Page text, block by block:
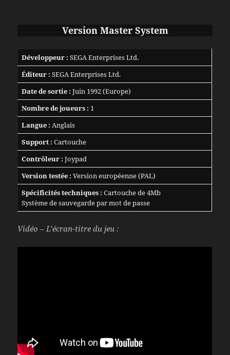
Version Master System
Développeur : SEGA Enterprises Ltd.
Éditeur : SEGA Enterprises Ltd.
Date de sortie : Juin 1992 (Europe)
Nombre de joueurs : 1
Langue : Anglais
Support : Cartouche
Contrôleur : Joypad
Version testée : Version européenne (PAL)
Spécificités techniques : Cartouche de 4Mb
Système de sauvegarde par mot de passe
Vidéo – L’écran-titre du jeu :